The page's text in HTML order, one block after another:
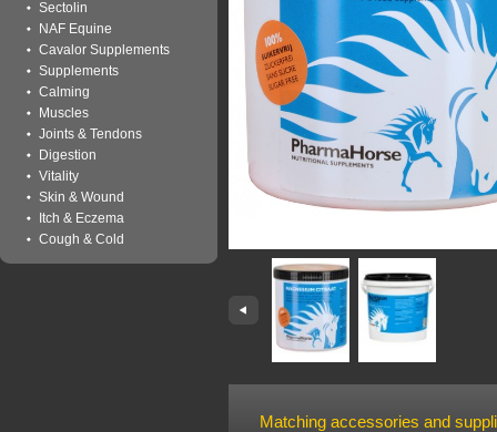
Sectolin
NAF Equine
Cavalor Supplements
Supplements
Calming
Muscles
Joints & Tendons
Digestion
Vitality
Skin & Wound
Itch & Eczema
Cough & Cold
Matching accessories and